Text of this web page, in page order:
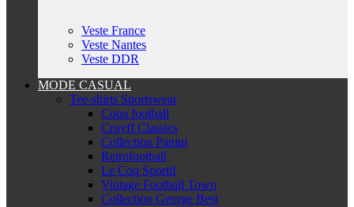
Veste France
Veste Nantes
Veste DDR
MODE CASUAL
Tee-shirts Sportswear
Copa football
Cruyff Classics
Collection Panini
Retrofootball
Le Coq Sportif
Vintage Football Town
Collection George Best